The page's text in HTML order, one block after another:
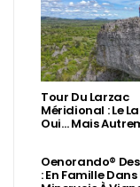
Tour Du Larzac
Méridional : Le
Oui… Mais
Oenorando®
: En Famille Dans